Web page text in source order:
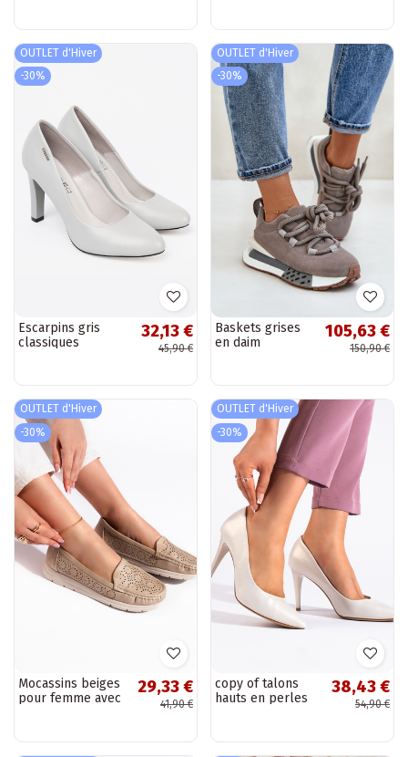
OUTLET d'Hiver
-30%
Escarpins gris
classiques
32,13 €
45,90 €
OUTLET d'Hiver
-30%
Baskets grises
en daim
Artiker 54C1463
105,63 €
150,90 €
OUTLET d'Hiver
-30%
Mocassins beiges
pour femme avec
29,33 €
41,90 €
OUTLET d'Hiver
-30%
copy of talons
hauts en perles
38,43 €
54,90 €